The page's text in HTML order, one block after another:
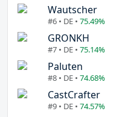
Wautscher
#6 • DE • 75.49%
GRONKH
#7 • DE • 75.14%
Paluten
#8 • DE • 74.68%
CastCrafter
#9 • DE • 74.57%